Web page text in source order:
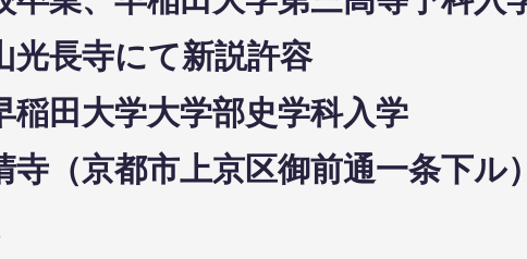
光長寺にて新説許容
稲田大学大学部史学科入学
寺（京都市上京区御前通一条下ル